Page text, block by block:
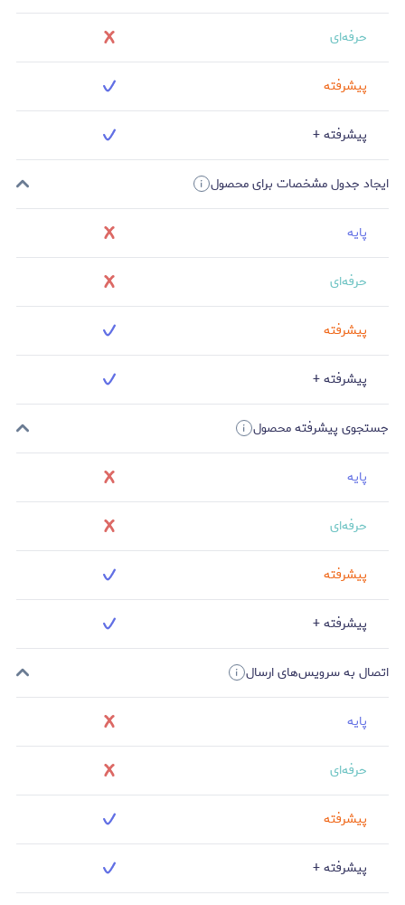
حرفه‌ای
پیشرفته
پیشرفته +
ایجاد جدول مشخصات برای محصول
پایه
حرفه‌ای
پیشرفته
پیشرفته +
جستجوی پیشرفته محصول
پایه
حرفه‌ای
پیشرفته
پیشرفته +
اتصال به سرویس‌های ارسال
پایه
حرفه‌ای
پیشرفته
پیشرفته +